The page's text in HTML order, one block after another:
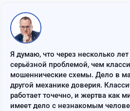
Я думаю, что через несколько лет
серьёзной проблемой, чем
мошеннические схемы. Дело в
другой механике доверия.
работает точечно, и жертва как
имеет дело с незнакомым